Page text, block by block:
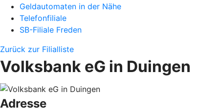
Geldautomaten in der Nähe
Telefonfiliale
SB-Filiale Freden
Zurück zur Filialliste
Volksbank eG in Duingen
Adresse